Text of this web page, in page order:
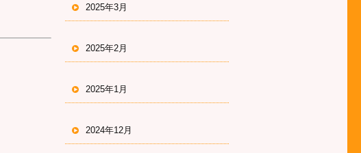
2025年3月
2025年2月
2025年1月
2024年12月